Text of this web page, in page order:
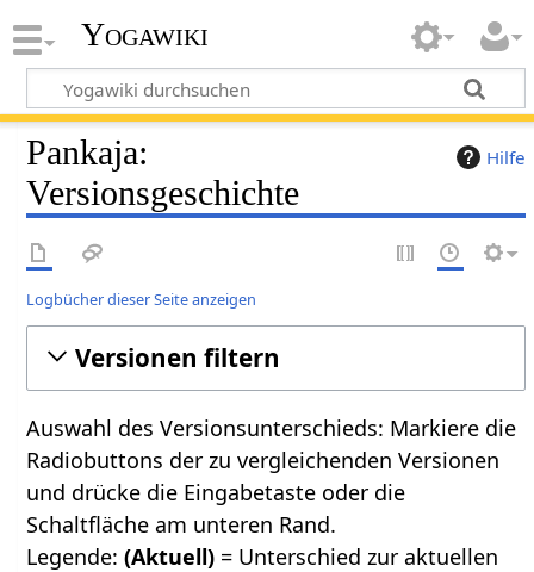
Yogawiki
Hilfe
Pankaja:
Versionsgeschichte
Logbücher dieser Seite anzeigen
Versionen filtern
Auswahl des Versionsunterschieds: Markiere die
Radiobuttons der zu vergleichenden Versionen
und drücke die Eingabetaste oder die
Schaltfläche am unteren Rand.
Legende:(Aktuell) = Unterschied zur aktuellen